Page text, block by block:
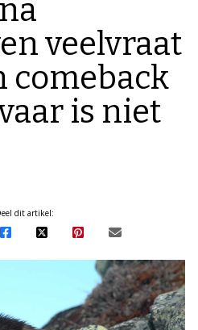
veelvraat
comeback
is niet
dit artikel: